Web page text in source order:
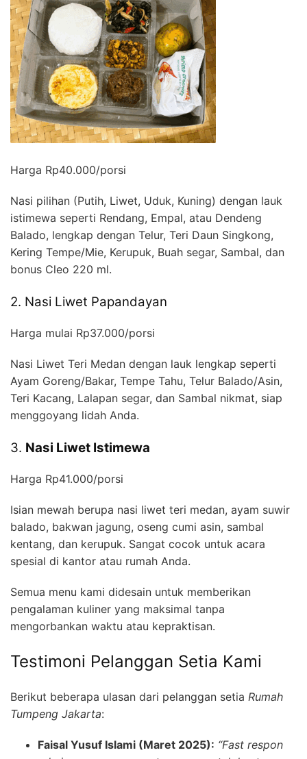
Harga Rp40.000/porsi
Nasi pilihan (Putih, Liwet, Uduk, Kuning) dengan lauk
istimewa seperti Rendang, Empal, atau Dendeng
Balado, lengkap dengan Telur, Teri Daun Singkong,
Kering Tempe/Mie, Kerupuk, Buah segar, Sambal, dan
bonus Cleo 220 ml.
2. Nasi Liwet Papandayan
Harga mulai Rp37.000/porsi
Nasi Liwet Teri Medan dengan lauk lengkap seperti
Ayam Goreng/Bakar, Tempe Tahu, Telur Balado/Asin,
Teri Kacang, Lalapan segar, dan Sambal nikmat, siap
menggoyang lidah Anda.
3. Nasi Liwet Istimewa
Harga Rp41.000/porsi
Isian mewah berupa nasi liwet teri medan, ayam suwir
balado, bakwan jagung, oseng cumi asin, sambal
kentang, dan kerupuk. Sangat cocok untuk acara
spesial di kantor atau rumah Anda.
Semua menu kami didesain untuk memberikan
pengalaman kuliner yang maksimal tanpa
mengorbankan waktu atau kepraktisan.
Testimoni Pelanggan Setia Kami
Berikut beberapa ulasan dari pelanggan setia Rumah
Tumpeng Jakarta:
Faisal Yusuf Islami (Maret 2025): “Fast respon